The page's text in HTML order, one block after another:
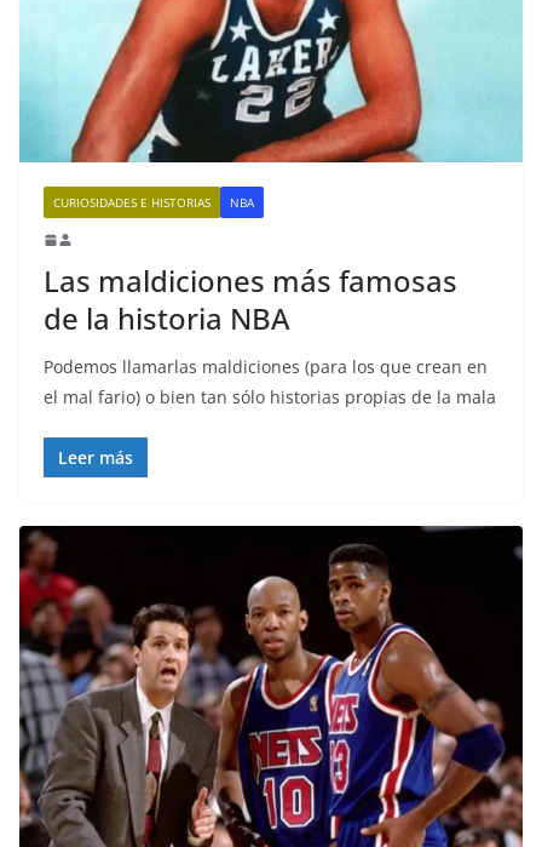
CURIOSIDADES E HISTORIAS NBA
Las maldiciones más famosas
de la historia NBA
Podemos llamarlas maldiciones (para los que crean en
el mal fario) o bien tan sólo historias propias de la mala
Leer más